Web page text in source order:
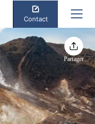
Contact
Partager